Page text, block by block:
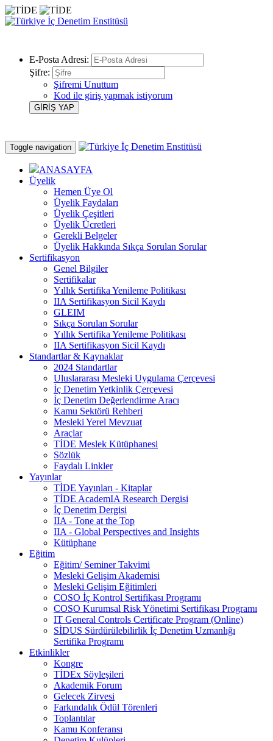
E-Posta Adresi:
Şifre:
Şifremi Unuttum
Kod ile giriş yapmak istiyorum
Toggle navigation
ANASAYFA
Üyelik
Hemen Üye Ol
Üyelik Faydaları
Üyelik Çeşitleri
Üyelik Ücretleri
Gerekli Belgeler
Üyelik Hakkında Sıkça Sorulan Sorular
Sertifikasyon
Genel Bilgiler
Sertifikalar
Yıllık Sertifika Yenileme Politikası
IIA Sertifikasyon Sicil Kaydı
GLEIM
Sıkça Sorulan Sorular
Yıllık Sertifika Yenileme Politikası
IIA Sertifikasyon Sicil Kaydı
Standartlar & Kaynaklar
2024 Standartlar
Uluslararası Mesleki Uygulama Çerçevesi
İç Denetim Yetkinlik Çerçevesi
İç Denetim Değerlendirme Aracı
Kamu Sektörü Rehberi
Mesleki Yerel Mevzuat
Araçlar
TİDE Meslek Kütüphanesi
Sözlük
Faydalı Linkler
Yayınlar
TİDE Yayınları - Kitaplar
TİDE AcademIA Research Dergisi
İç Denetim Dergisi
IIA - Tone at the Top
IIA - Global Perspectives and Insights
Kütüphane
Eğitim
Eğitim/ Seminer Takvimi
Mesleki Gelişim Akademisi
Mesleki Gelişim Eğitimleri
COSO İç Kontrol Sertifikası Programı
COSO Kurumsal Risk Yönetimi Sertifikası Programı
IT General Controls Certificate Program (Online)
SİDUS Sürdürülebilirlik İç Denetim Uzmanlığı
Sertifika Programı
Etkinlikler
Kongre
TİDEx Söyleşileri
Akademik Forum
Gelecek Zirvesi
Farkındalık Ödül Törenleri
Toplantılar
Kamu Konferansı